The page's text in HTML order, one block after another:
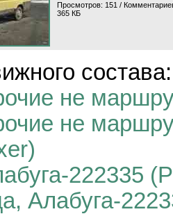
Просмотров: 151 /
365 КБ
состава:
не
не
222335
Алабуга-